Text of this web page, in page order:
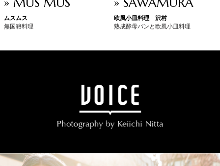
ムスムス
無国籍料理
欧風小皿料理 沢村
熟成酵母パンと欧風小皿料理